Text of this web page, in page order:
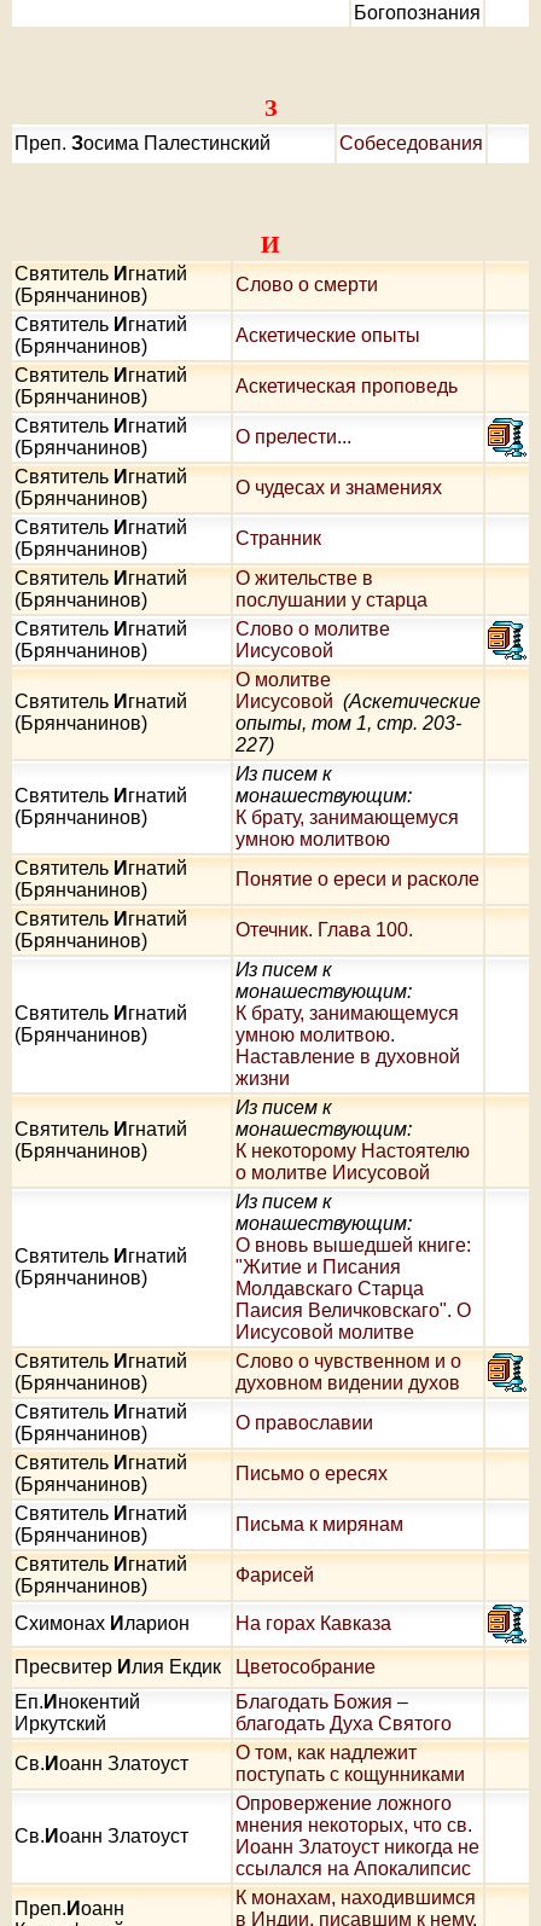
Богопознания
З
Преп. Зосима Палестинский Собеседования
И
СвятительИгнатий
(Брянчанинов)
Слово о смерти
Святитель И гнатий
(Брянчанинов)
Аскетические опыты
СвятительИгнатий
(Брянчанинов)
Аскетическая проповедь
Святитель И гнатий
(Брянчанинов)
О прелести...
СвятительИгнатий
(Брянчанинов)
О чудесах и знамениях
Святитель И гнатий
(Брянчанинов)
Странник
СвятительИгнатий
(Брянчанинов)
О жительстве в
послушании у старца
Святитель И гнатий
(Брянчанинов)
Слово о молитве
Иисусовой
Святитель И гнатий
(Брянчанинов)
О молитве
Иисусовой (Аскетические
опыты, том 1, стр. 203-
227)
Святитель И гнатий
(Брянчанинов)
Из писем к
монашествующим:
К брату, занимающемуся
умною молитвою
СвятительИгнатий
(Брянчанинов)
Понятие о ереси и расколе
СвятительИгнатий
(Брянчанинов)
Отечник. Глава 100.
Святитель И гнатий
(Брянчанинов)
Из писем к
монашествующим:
К брату, занимающемуся
умною молитвою.
Наставление в духовной
жизни
Святитель И гнатий
(Брянчанинов)
Из писем к
монашествующим:
К некоторому Настоятелю
о молитве Иисусовой
Святитель И гнатий
(Брянчанинов)
Из писем к
монашествующим:
О вновь вышедшей книге:
"Житие и Писания
Молдавскаго Старца
Паисия Величковскаго". О
Иисусовой молитве
СвятительИгнатий
(Брянчанинов)
Слово о чувственном и о
духовном видении духов
Святитель И гнатий
(Брянчанинов)
О православии
СвятительИгнатий
(Брянчанинов)
Письмо о ересях
Святитель И гнатий
(Брянчанинов)
Письма к мирянам
СвятительИгнатий
(Брянчанинов)
Фарисей
Схимонах И ларион На горах Кавказа
Пресвитер И лия Екдик
Цветособрание
Еп. И нокентий
Иркутский
Благодать Божия –
благодать Духа Святого
Св. Иоанн Златоуст
О том, как надлежит
поступать с кощунниками
Св. Иоанн Златоуст
Опровержение ложного
мнения некоторых, что св.
Иоанн Златоуст никогда не
ссылался на Апокалипсис
Преп. Иоанн
К монахам, находившимся
в Индии, писавшим к нему,